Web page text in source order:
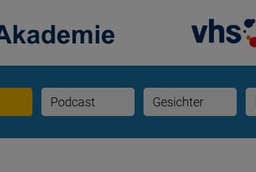
Podcast Gesichter